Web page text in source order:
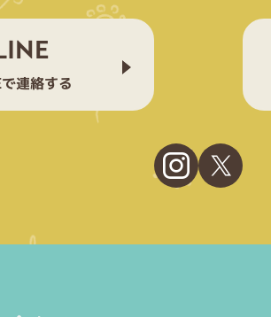
連絡する